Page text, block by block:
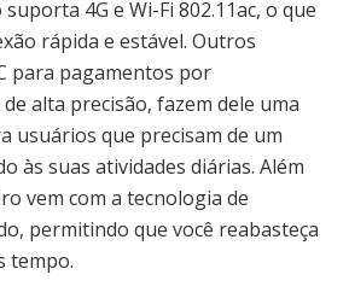
4G e Wi-Fi 802.11ac, o que
rápida e estável. Outros
para pagamentos por
alta precisão, fazem dele uma
usuários que precisam de um
às suas atividades diárias. Além
vem com a tecnologia de
permitindo que você reabasteça
tempo.